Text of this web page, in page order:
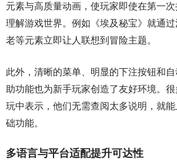
元素与高质量动画，使玩家即使在第一
理解游戏世界。例如《埃及秘宝》就通
老等元素立即让人联想到冒险主题。
此外，清晰的菜单、明显的下注按钮和
助功能也为新手玩家创造了友好环境。
玩中表示，他们无需查阅太多说明，就
础功能。
多语言与平台适配提升可达性